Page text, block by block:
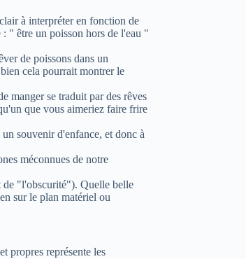
à interpréter en fonction de
" être un poisson hors de l'eau "
de poissons dans un
cela pourrait montrer le
manger se traduit par des rêves
que vous aimeriez faire frire
souvenir d'enfance, et donc à
méconnues de notre
de "l'obscurité"). Quelle belle
sur le plan matériel ou
propres représente les